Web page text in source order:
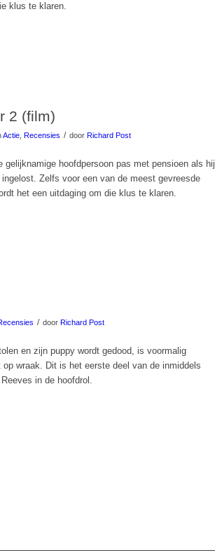
klus te klaren.
2 (film)
Actie Recensies / door Richard Post
gelijknamige hoofdpersoon pas met pensioen als hij
Zelfs voor een van de meest gevreesde
het een uitdaging om die klus te klaren.
/ door Richard Post
en zijn puppy wordt gedood, is voormalig
op wraak. Dit is het eerste deel van de inmiddels
in de hoofdrol.